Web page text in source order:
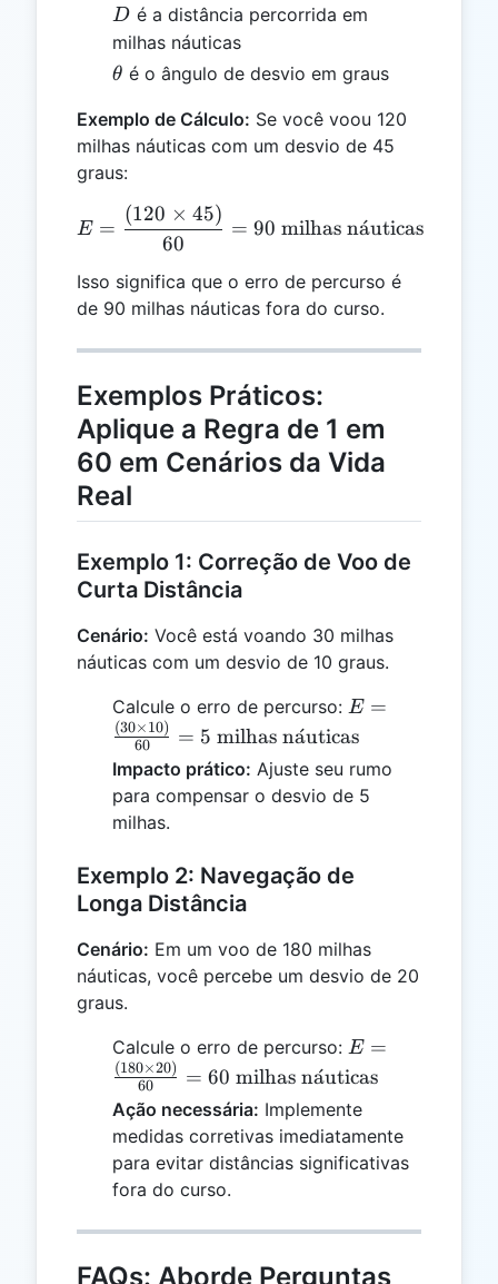
D
D é a distância percorrida em
milhas náuticas
\theta
θ é o ângulo de desvio em graus
Exemplo de Cálculo: Se você voou 120
milhas náuticas com um desvio de 45
graus:
E = \frac{(120 \times
E =
60
(120 × 45)
= 90 milhas na
ˊuticas
Isso significa que o erro de percurso é
de 90 milhas náuticas fora do curso.
Exemplos Práticos:
Aplique a Regra de 1 em
60 em Cenários da Vida
Real
Exemplo 1: Correção de Voo de
Curta Distância
Cenário: Você está voando 30 milhas
náuticas com um desvio de 10 graus.
Calcule o erro de percurso: E =
\frac{(30
10)}{60}
= 5
náuticas}
E =
60
(30×10) = 5 milhas na
ˊuticas
Impacto prático: Ajuste seu rumo
para compensar o desvio de 5
milhas.
Exemplo 2: Navegação de
Longa Distância
Cenário: Em um voo de 180 milhas
náuticas, você percebe um desvio de 20
graus.
Calcule o erro de percurso: E =
\frac{(180
20)}{60}
= 60
\text{
náuticas}
E =
60
(180×20) = 60 milhas na
ˊuticas
Ação necessária: Implemente
medidas corretivas imediatamente
para evitar distâncias significativas
fora do curso.
FAQs: Aborde Perguntas